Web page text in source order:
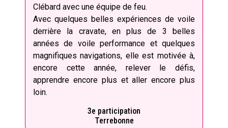
Clébard avec une équipe de feu.
Avec quelques belles expériences de voile
derrière la cravate, en plus de 3 belles
années de voile performance et quelques
magnifiques navigations, elle est motivée à,
encore cette année, relever le défis,
apprendre encore plus et aller encore plus
loin.
3e participation
Terrebonne